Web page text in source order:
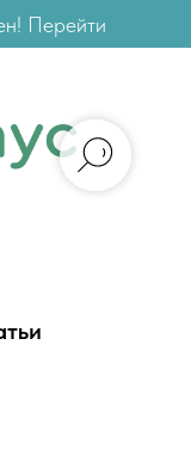
Перейти